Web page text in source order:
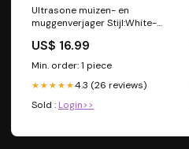
Ultrasone muizen- en
muggenverjager Stijl:White-
US$ 16.99
Min. order: 1 piece
★★★★★4.3 (26 reviews)
Sold : Login>>